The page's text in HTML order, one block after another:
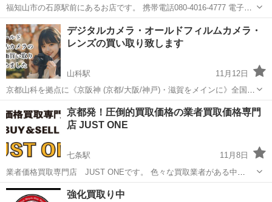
福知山市の石原駅前にあるお店です。 携帯電話080-4016-4777 電子決
済 ペイペイ使えます。 ◎無料訪問買取します、片付ける前に、ご連
絡ください(無料買い取り60キロ以内)。 綾部市、舞鶴市、京丹後市、
福井高浜町...
京都 福知山市 石原駅 リサイクルショップ
デジタルカメラ・オールドフィルムカメラ・
レンズの買い取り致します
山科駅
11月12日
京都山科を拠点に《京阪神 (京都/大阪/神戸)・滋賀をメインに》全国か
らのデジタルカメラ・フィルムカメラ・レンズのネット買取を行って
おります。 《カメラの買い取り、ご相談ください》 ・カメラの処分で
お悩みの方 ...
山科駅 リサイクルショップ 無料
京都発！圧倒的買取価格の業者買取価格専門
店 JUST ONE
七条駅
11月8日
業者価格買取専門店 JUST ONEです。 色々な買取業者がある中
JUST ONEは業者価格でお買取させて頂きます！ 思い出の一品、本物
か偽物かわからない。。。 是非お気軽にお問い合わせ下さい。 LINE
京都 京都市 七条駅 リサイクルショップ
強化買取り中